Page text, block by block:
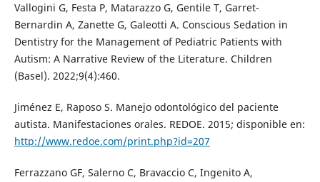
Vallogini G, Festa P, Matarazzo G, Gentile T, Garret-
Bernardin A, Zanette G, Galeotti A. Conscious Sedation in
Dentistry for the Management of Pediatric Patients with
Autism: A Narrative Review of the Literature. Children
(Basel). 2022;9(4):460.
Jiménez E, Raposo S. Manejo odontológico del paciente
autista. Manifestaciones orales. REDOE. 2015; disponible en:
http://www.redoe.com/print.php?id=207
Ferrazzano GF, Salerno C, Bravaccio C, Ingenito A,